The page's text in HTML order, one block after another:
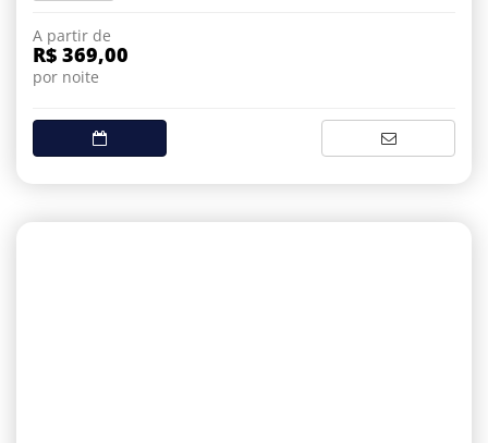
A partir de
R$ 369,00
por noite